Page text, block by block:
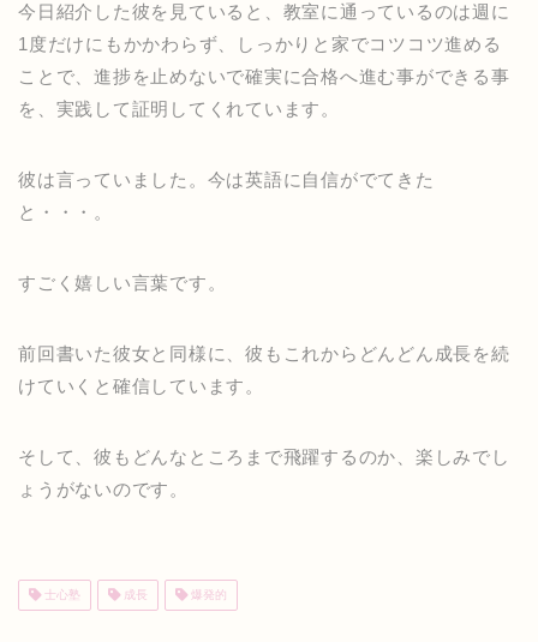
今日紹介した彼を見ていると、教室に通っているのは週に
1度だけにもかかわらず、しっかりと家でコツコツ進める
ことで、進捗を止めないで確実に合格へ進む事ができる事
を、実践して証明してくれています。
彼は言っていました。今は英語に自信がでてきた
と・・・。
すごく嬉しい言葉です。
前回書いた彼女と同様に、彼もこれからどんどん成長を続
けていくと確信しています。
そして、彼もどんなところまで飛躍するのか、楽しみでし
ょうがないのです。
士心塾 成長 爆発的